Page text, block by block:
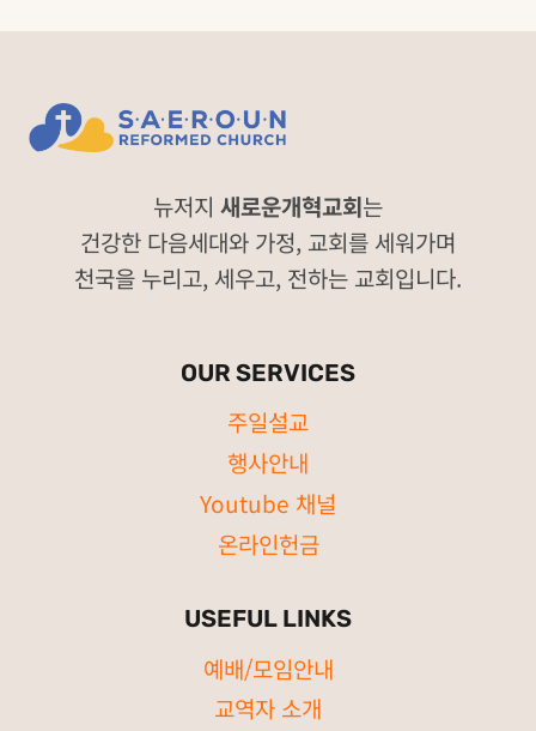
뉴저지 새로운개혁교회는
건강한 다음세대와 가정, 교회를 세워가며
천국을 누리고, 세우고, 전하는 교회입니다.
OUR SERVICES
주일설교
행사안내
Youtube 채널
온라인헌금
USEFUL LINKS
예배/모임안내
교역자 소개